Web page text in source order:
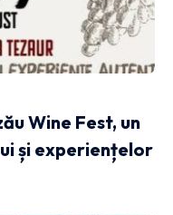
Wine Fest, un
și experiențelor